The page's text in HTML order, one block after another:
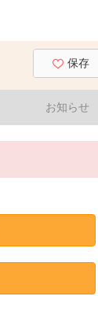
保存
お知らせ